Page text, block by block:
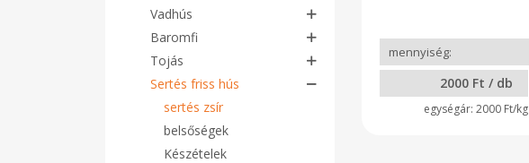
Vadhús
Baromfi
Tojás
Sertés friss hús
sertés zsír
belsőségek
Készételek
2000 Ft / db
2000 Ft/kg